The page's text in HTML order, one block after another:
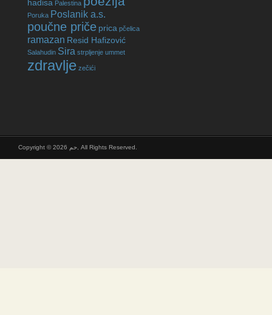
hadisa Palestina
Poruka Poslanik a.s.
poučne priče prica pčelica
ramazan Resid Hafizović
Salahudin Sira strpljenje ummet
zdravlje zečići
Copyright © 2026 حم, All Rights Reserved.